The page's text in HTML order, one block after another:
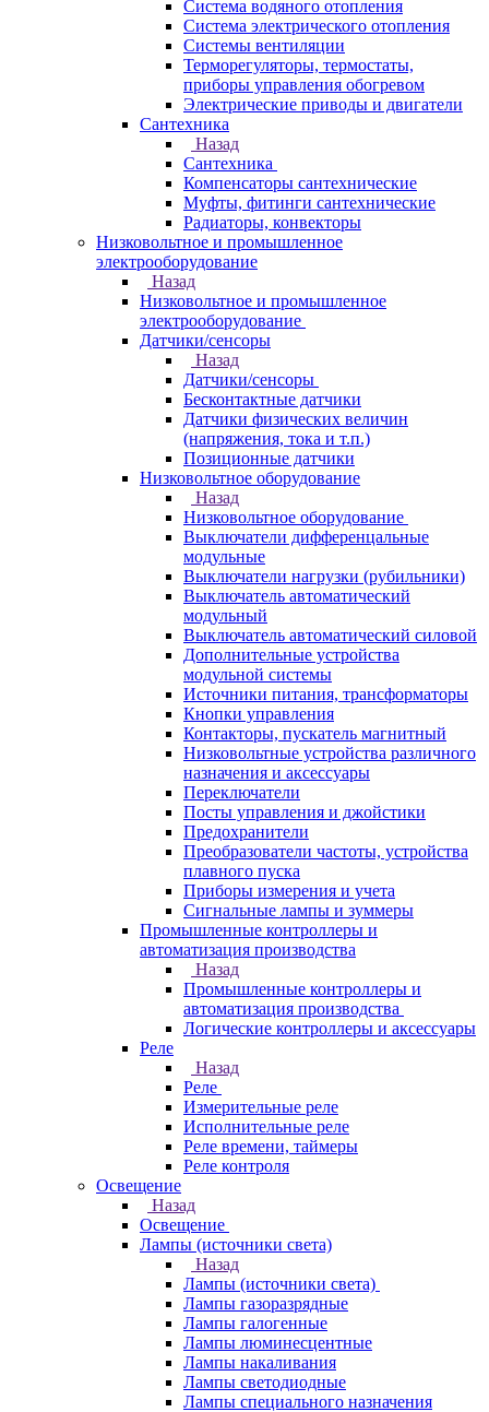
Система водяного отопления
Система электрического отопления
Системы вентиляции
Терморегуляторы, термостаты,
приборы управления обогревом
Электрические приводы и двигатели
Сантехника
Назад
Сантехника
Компенсаторы сантехнические
Муфты, фитинги сантехнические
Радиаторы, конвекторы
Низковольтное и промышленное
электрооборудование
Назад
Низковольтное и промышленное
электрооборудование
Датчики/сенсоры
Назад
Датчики/сенсоры
Бесконтактные датчики
Датчики физических величин
(напряжения, тока и т.п.)
Позиционные датчики
Низковольтное оборудование
Назад
Низковольтное оборудование
Выключатели дифференцальные
модульные
Выключатели нагрузки (рубильники)
Выключатель автоматический
модульный
Выключатель автоматический силовой
Дополнительные устройства
модульной системы
Источники питания, трансформаторы
Кнопки управления
Контакторы, пускатель магнитный
Низковольтные устройства различного
назначения и аксессуары
Переключатели
Посты управления и джойстики
Предохранители
Преобразователи частоты, устройства
плавного пуска
Приборы измерения и учета
Сигнальные лампы и зуммеры
Промышленные контроллеры и
автоматизация производства
Назад
Промышленные контроллеры и
автоматизация производства
Логические контроллеры и аксессуары
Реле
Назад
Реле
Измерительные реле
Исполнительные реле
Реле времени, таймеры
Реле контроля
Освещение
Назад
Освещение
Лампы (источники света)
Назад
Лампы (источники света)
Лампы газоразрядные
Лампы галогенные
Лампы люминесцентные
Лампы накаливания
Лампы светодиодные
Лампы специального назначения